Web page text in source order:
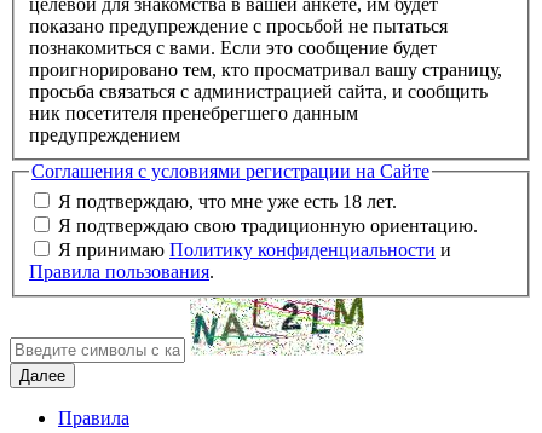
показано предупреждение с просьбой не пытаться
познакомиться с вами. Если это сообщение будет
проигнорировано тем, кто просматривал вашу страницу,
просьба связаться с администрацией сайта, и сообщить
ник посетителя пренебрегшего данным
предупреждением
Соглашения с условиями регистрации на Сайте
Я подтверждаю, что мне уже есть 18 лет.
Я подтверждаю свою традиционную ориентацию.
Я принимаю Политику конфиденциальности и
Правила пользования.
Правила